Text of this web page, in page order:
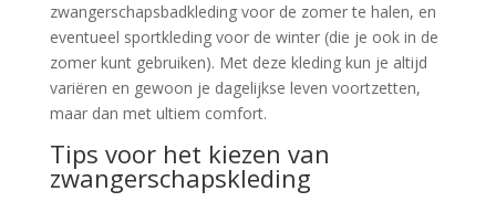
zwangerschapsbadkleding voor de zomer te halen, en
eventueel sportkleding voor de winter (die je ook in de
zomer kunt gebruiken). Met deze kleding kun je altijd
variëren en gewoon je dagelijkse leven voortzetten,
maar dan met ultiem comfort.
Tips voor het kiezen van
zwangerschapskleding